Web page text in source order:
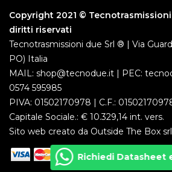
Richiedi Datasheet
Copyright 2021 © Tecnotrasmissioni
diritti riservati
Tecnotrasmissioni due Srl ® | Via
PO) Italia
MAIL: shop@tecnodue.it | PEC:
0574 595985
PIVA: 01502170978 | C.F.:
Capitale Sociale.: € 10.329,14 int. vers.
Sito web creato da Outside The Box srl